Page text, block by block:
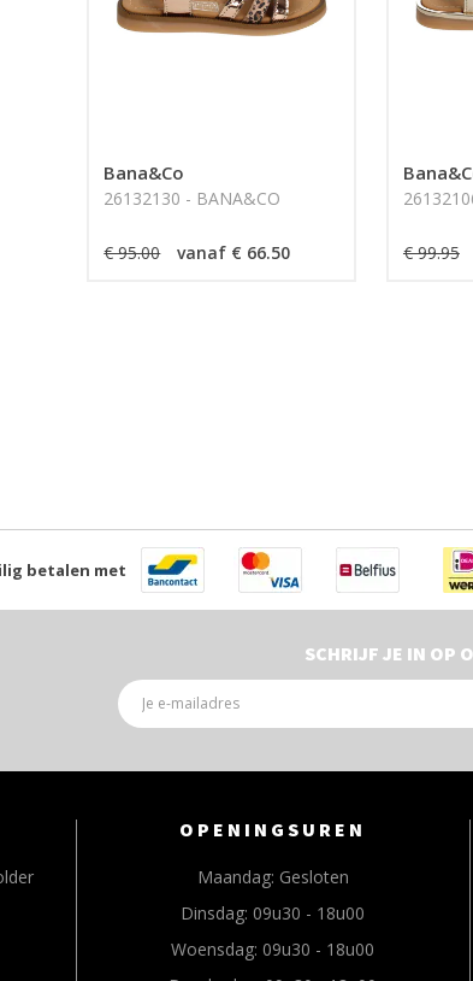
Bana&Co
26132130 - BANA&CO
€ 95.00 vanaf € 66.50 € 99.95
betalen met
SCHRIJF JE IN OP
OPENINGSUREN
Maandag: Gesloten
Dinsdag: 09u30 - 18u00
Woensdag: 09u30 - 18u00